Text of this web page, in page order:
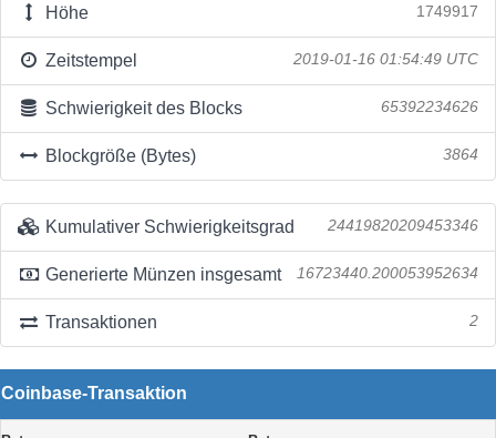
Höhe 1749917
Zeitstempel 2019-01-16 01:54:49 UTC
Schwierigkeit des Blocks 65392234626
Blockgröße (Bytes) 3864
Kumulativer Schwierigkeitsgrad 24419820209453346
Generierte Münzen insgesamt 16723440.200053952634
Transaktionen 2
Coinbase-Transaktion